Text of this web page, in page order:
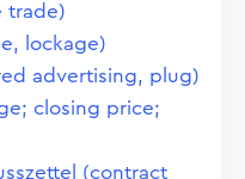
trade)
lockage)
advertising, plug)
closing price;
(contract